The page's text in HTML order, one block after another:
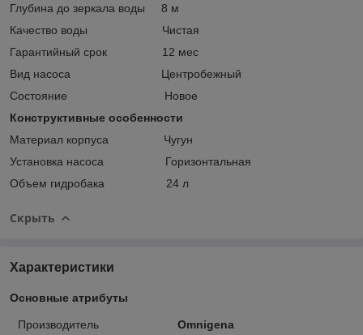
Глубина до зеркала воды 8 м
Качество воды Чистая
Гарантийный срок 12 мес
Вид насоса Центробежный
Состояние Новое
Конструктивные особенности
Материал корпуса Чугун
Установка насоса Горизонтальная
Объем гидробака 24 л
Скрыть
Характеристики
Основные атрибуты
Производитель
Omnigena